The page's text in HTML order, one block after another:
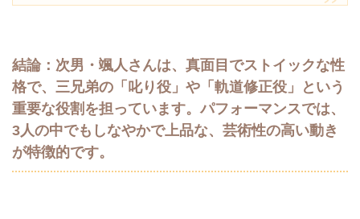
結論：次男・颯人さんは、真面目でストイックな性
格で、三兄弟の「叱り役」や「軌道修正役」という
重要な役割を担っています。パフォーマンスでは、
3人の中でもしなやかで上品な、芸術性の高い動き
が特徴的です。